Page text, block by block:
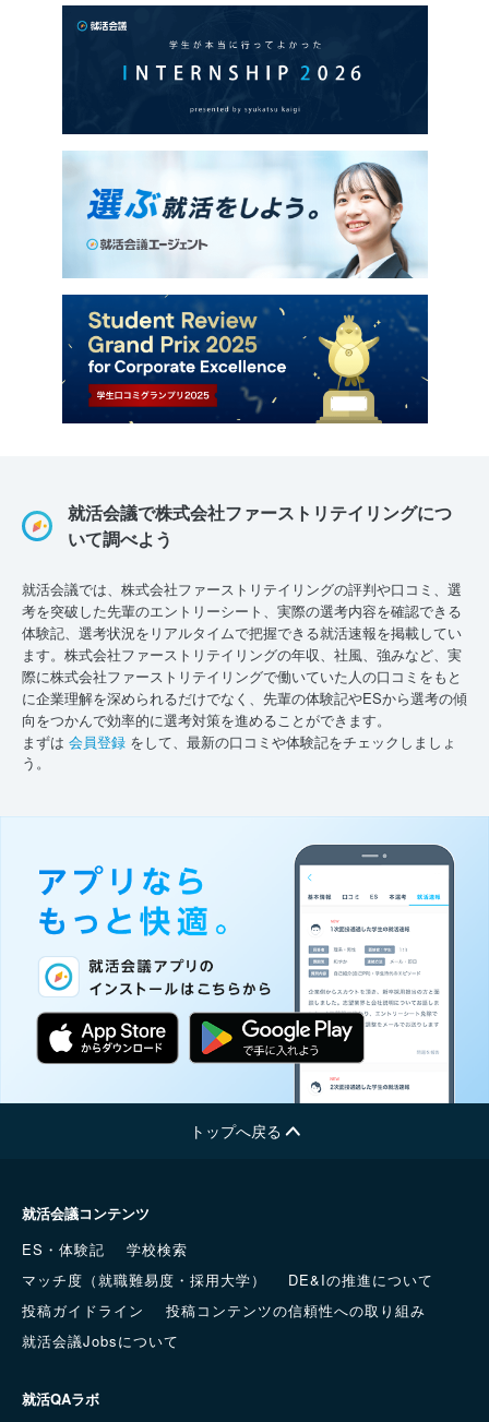
就活会議で株式会社ファーストリテイリングにつ
いて調べよう
就活会議では、株式会社ファーストリテイリングの評判や口コミ、選
考を突破した先輩のエントリーシート、実際の選考内容を確認できる
体験記、選考状況をリアルタイムで把握できる就活速報を掲載してい
ます。株式会社ファーストリテイリングの年収、社風、強みなど、実
際に株式会社ファーストリテイリングで働いていた人の口コミをもと
に企業理解を深められるだけでなく、先輩の体験記やESから選考の傾
向をつかんで効率的に選考対策を進めることができます。
まずは 会員登録 をして、最新の口コミや体験記をチェックしましょ
う。
トップへ戻る
就活会議コンテンツ
ES・体験記
学校検索
マッチ度（就職難易度・採用大学）
DE&Iの推進について
投稿ガイドライン
投稿コンテンツの信頼性への取り組み
就活会議Jobsについて
就活QAラボ